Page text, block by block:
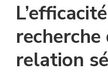
recherche
relation